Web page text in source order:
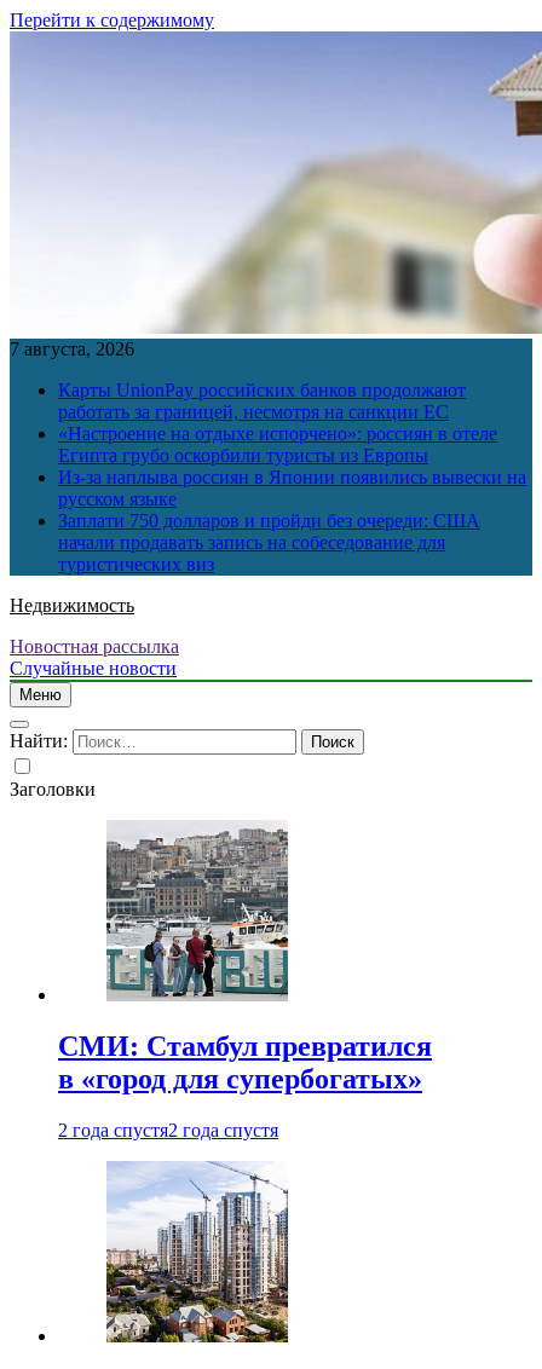
Перейти к содержимому
7 августа, 2026
Карты UnionPay российских банков продолжают
работать за границей, несмотря на санкции ЕС
«Настроение на отдыхе испорчено»: россиян в отеле
Египта грубо оскорбили туристы из Европы
Из-за наплыва россиян в Японии появились вывески на
русском языке
Заплати 750 долларов и пройди без очереди: США
начали продавать запись на собеседование для
туристических виз
Недвижимость
Новостная рассылка
Случайные новости
Меню
Найти:
Заголовки
СМИ: Стамбул превратился
в «город для супербогатых»
2 года спустя2 года спустя